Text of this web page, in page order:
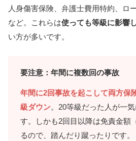
人身傷害保険、弁護士費用特約、ロ
など。これらは使っても等級に影響
い方が多いです。
要注意：年間に複数回の事故
年間に2回事故を起こして両方保
級ダウン。20等級だった人が一
す。しかも2回目以降は免責金額
るので、踏んだり蹴ったりです。